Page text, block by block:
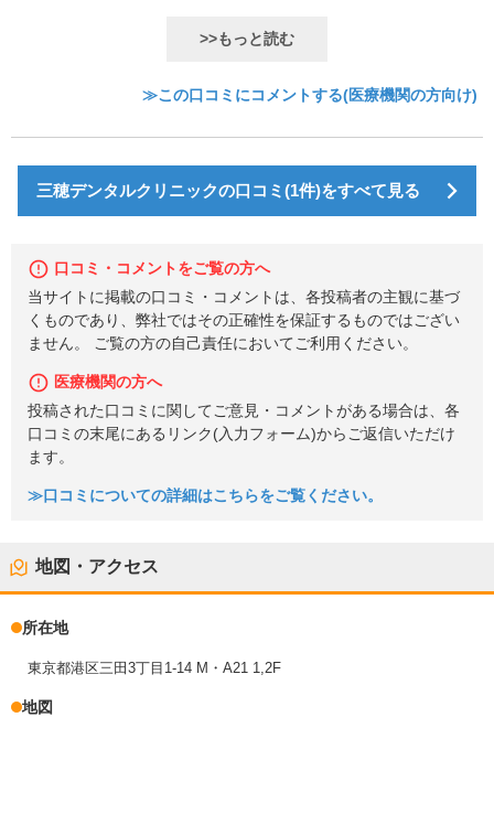
>>もっと読む
≫この口コミにコメントする(医療機関の方向け)
三穂デンタルクリニックの口コミ(1件)をすべて見る
口コミ・コメントをご覧の方へ
当サイトに掲載の口コミ・コメントは、各投稿者の主観に基づ
くものであり、弊社ではその正確性を保証するものではござい
ません。 ご覧の方の自己責任においてご利用ください。
医療機関の方へ
投稿された口コミに関してご意見・コメントがある場合は、各
口コミの末尾にあるリンク(入力フォーム)からご返信いただけ
ます。
≫口コミについての詳細はこちらをご覧ください。
地図・アクセス
所在地
東京都港区三田3丁目1-14 M・A21 1,2F
地図